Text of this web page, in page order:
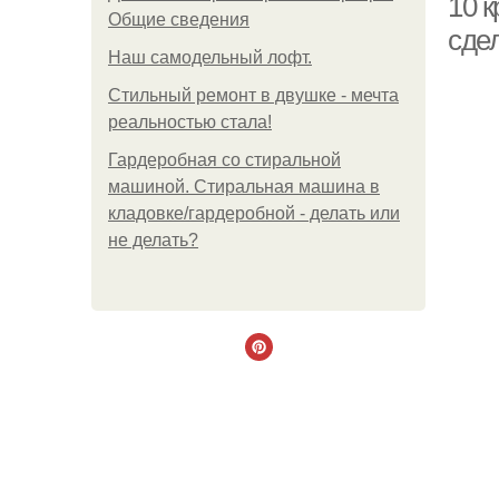
Общие сведения
Наш самодельный лофт.
Стильный ремонт в двушке - мечта
реальностью стала!
Гардеробная со стиральной
машиной. Стиральная машина в
кладовке/гардеробной - делать или
не делать?
10